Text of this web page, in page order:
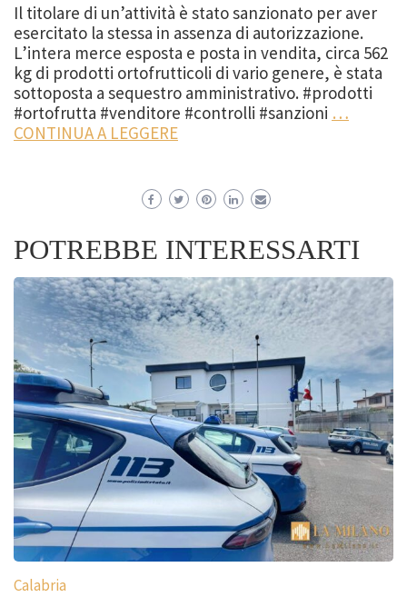
Il titolare di un’attività è stato sanzionato per aver
esercitato la stessa in assenza di autorizzazione.
L’intera merce esposta e posta in vendita, circa 562
kg di prodotti ortofrutticoli di vario genere, è stata
sottoposta a sequestro amministrativo. #prodotti
#ortofrutta #venditore #controlli #sanzioni …
CONTINUA A LEGGERE
POTREBBE INTERESSARTI
Calabria